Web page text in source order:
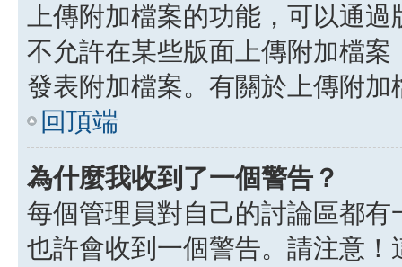
上傳附加檔案的功能，可以通
不允許在某些版面上傳附加檔
發表附加檔案。有關於上傳附
回頂端
為什麼我收到了一個警告？
每個管理員對自己的討論區都
也許會收到一個警告。請注意